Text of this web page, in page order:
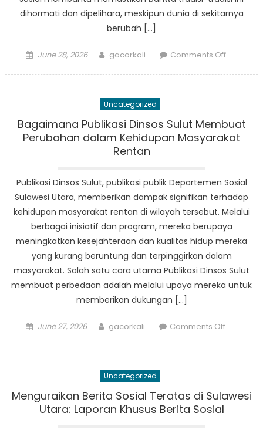
dihormati dan dipelihara, meskipun dunia di sekitarnya
berubah […]
Posted
June 28, 2026 Author
gacorkali Comments Offon
Sulut
Praktek-
praktek
Uncategorized
Bagaimana Publikasi Dinsos Sulut Membuat
Perubahan dalam Kehidupan Masyarakat
Rentan
Publikasi Dinsos Sulut, publikasi publik Departemen Sosial
Sulawesi Utara, memberikan dampak signifikan terhadap
kehidupan masyarakat rentan di wilayah tersebut. Melalui
berbagai inisiatif dan program, mereka berupaya
meningkatkan kesejahteraan dan kualitas hidup mereka
yang kurang beruntung dan terpinggirkan dalam
masyarakat. Salah satu cara utama Publikasi Dinsos Sulut
membuat perbedaan adalah melalui upaya mereka untuk
memberikan dukungan […]
Posted
June 27, 2026 Author
gacorkali Comments Offon
Membuat
Uncategorized
Menguraikan Berita Sosial Teratas di Sulawesi
Utara: Laporan Khusus Berita Sosial